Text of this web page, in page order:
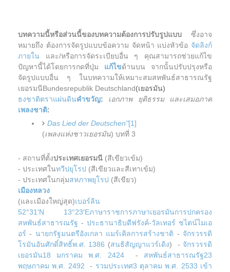
บทความนี้หรือส่วนนี้ของบทความต้องการปรับรูปแบบ ซึ่งอาจ
หมายถึง ต้องการจัดรูปแบบข้อความ จัดหน้า แบ่งหัวข้อ จัดลิงก์
ภายใน และ/หรือการจัดระเบียบอื่น ๆ คุณสามารถช่วยแก้ไข
ปัญหานี้ได้โดยการกดที่ปุ่ม แก้ไขด้านบน จากนั้นปรับปรุงหรือ
จัดรูปแบบอื่น ๆ ในบทความให้เหมาะสมสหพันธ์สาธารณรัฐ
เยอรมนีBundesrepublik Deutschland(เยอรมัน)
ธงชาติตราแผ่นดินคำขวัญ: เอกภาพ ยุติธรรม และเสมอภาค
เพลงชาติ:
Das Lied der Deutschen"[1]
(เพลงแห่งชาวเยอรมัน) บทที่ 3
- สถานที่ตั้งประเทศเยอรมนี (สีเขียวเข้ม)
- ประเทศในทวีปยุโรป (สีเขียวและสีเทาเข้ม)
- ประเทศในกลุ่มสหภาพยุโรป (สีเขียว)
เมืองหลวง
(และเมืองใหญ่สุด)เบอร์ลิน
52°31′N 13°23′Eภาษาราชการภาษาเยอรมันการปกครอง
สหพันธ์สาธารณรัฐ - ประธานาธิบดีฟรังค์-วัลเทอร์ ชไตน์ไมเอ
อร์ - นายกรัฐมนตรีอังเกลา แมร์เคิลการสร้างชาติ - จักรวรรดิ
โรมันอันศักดิ์สิทธิ์พ.ศ. 1386 (สนธิสัญญาแวร์เดิง) - จักรวรรดิ
เยอรมัน18 มกราคม พ.ศ. 2424- สหพันธ์สาธารณรัฐ23
พฤษภาคม พ.ศ. 2492 - รวมประเทศ3 ตุลาคม พ.ศ. 2533 เข้า